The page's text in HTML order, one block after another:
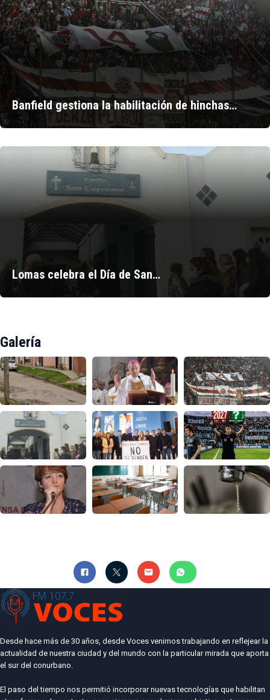
Banfield gestiona la habilitación de hinchas…
Lomas celebra el Día de San…
Galería
Desde hace más de 30 años, desde Voces venimos trabajando en reflejear la
actualidad de nuestra ciudad y del mundo con la particular mirada que aporta
el sur del conurbano.
El paso del tiempo nos permitió incorporar nuevas tecnologías que habilitan